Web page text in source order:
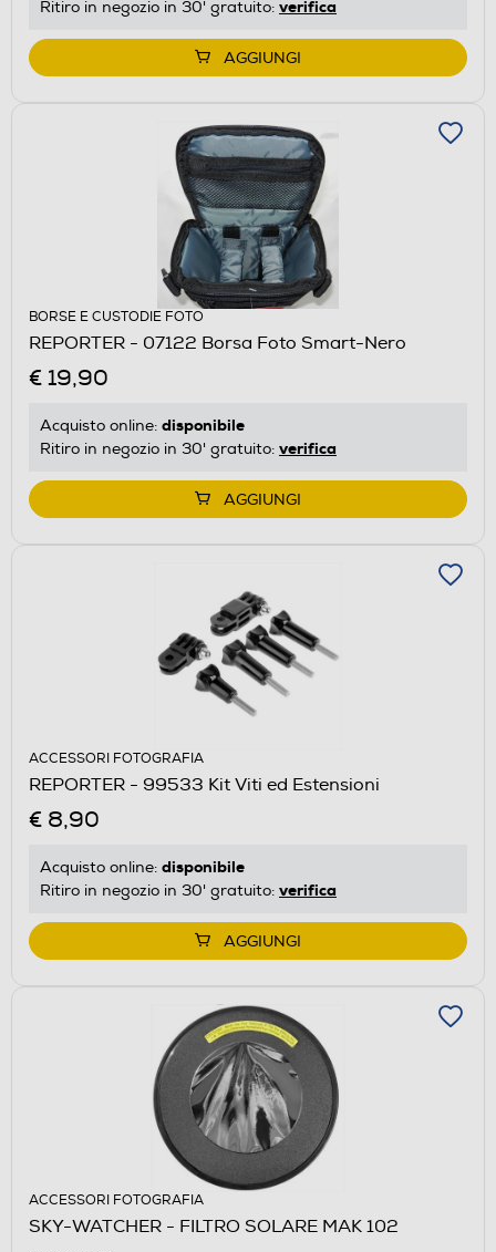
Ritiro in negozio in 30' gratuito: verifica
AGGIUNGI
BORSE E CUSTODIE FOTO
REPORTER - 07122 Borsa Foto Smart-Nero
€ 19,90
Acquisto online: disponibile
Ritiro in negozio in 30' gratuito: verifica
AGGIUNGI
ACCESSORI FOTOGRAFIA
REPORTER - 99533 Kit Viti ed Estensioni
€ 8,90
Acquisto online: disponibile
Ritiro in negozio in 30' gratuito: verifica
AGGIUNGI
ACCESSORI FOTOGRAFIA
SKY-WATCHER - FILTRO SOLARE MAK 102